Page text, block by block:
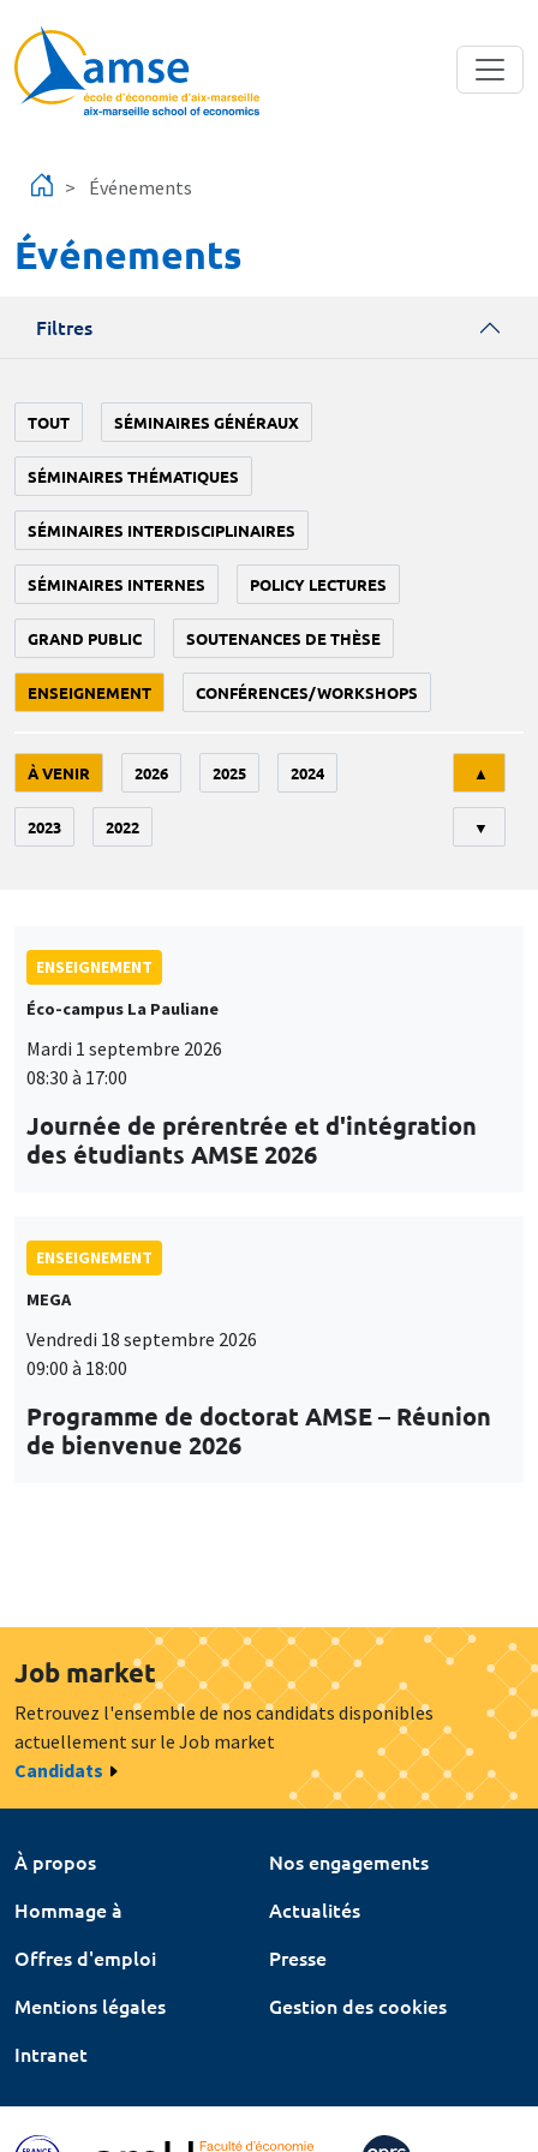
Événements
Événements
Filtres
TOUT SÉMINAIRES GÉNÉRAUX
SÉMINAIRES THÉMATIQUES
SÉMINAIRES INTERDISCIPLINAIRES
SÉMINAIRES INTERNES POLICY LECTURES
GRAND PUBLIC SOUTENANCES DE THÈSE
ENSEIGNEMENT CONFÉRENCES/WORKSHOPS
À VENIR 2026 2025 2024
2023 2022
▲
▼
ENSEIGNEMENT
Éco-campus La Pauliane
Mardi 1 septembre 2026
08:30 à 17:00
Journée de prérentrée et d'intégration
des étudiants AMSE 2026
ENSEIGNEMENT
MEGA
Vendredi 18 septembre 2026
09:00 à 18:00
Programme de doctorat AMSE – Réunion
de bienvenue 2026
Job market
Retrouvez l'ensemble de nos candidats disponibles
actuellement sur le Job market
Candidats
À propos
Nos engagements
Hommage à
Actualités
Offres d'emploi
Presse
Mentions légales
Gestion des cookies
Intranet